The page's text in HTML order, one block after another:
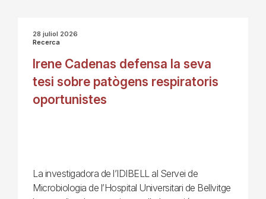
28 juliol 2026
Recerca
Irene Cadenas defensa la seva
tesi sobre patògens respiratoris
oportunistes
La investigadora de l’IDIBELL al Servei de
Microbiologia de l’Hospital Universitari de Bellvitge